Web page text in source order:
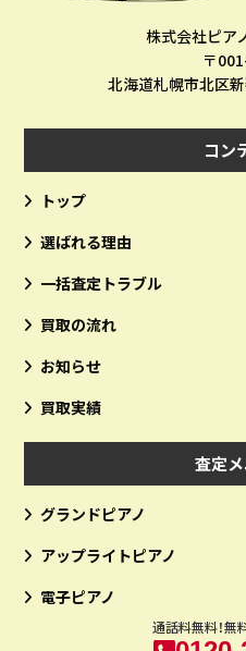
株式会社ピア
〒
北海道札幌市北区
コン
トップ
選ばれる理由
一括査定トラブル
買取の流れ
お知らせ
買取実績
査定
グランドピアノ
アップライトピアノ
電子ピアノ
通話料無料！無